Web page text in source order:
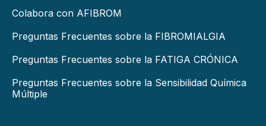
Colabora con AFIBROM
Preguntas Frecuentes sobre la FIBROMIALGIA
Preguntas Frecuentes sobre la FATIGA CRÓNICA
Preguntas Frecuentes sobre la Sensibilidad Química
Múltiple